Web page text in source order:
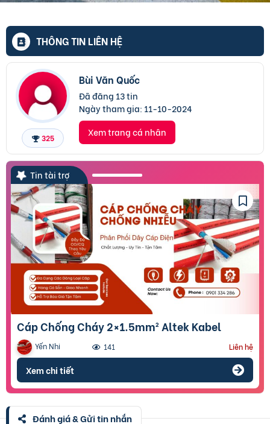
THÔNG TIN LIÊN HỆ
325
Bùi Văn Quốc
Đã đăng 13 tin
Ngày tham gia: 11-10-2024
Xem trang cá nhân
Tin tài trợ
Cáp Chống Cháy 2×1.5mm² Altek Kabel
Yến Nhi 141 Liên hệ
Xem chi tiết
Đánh giá & Gửi tin nhắn